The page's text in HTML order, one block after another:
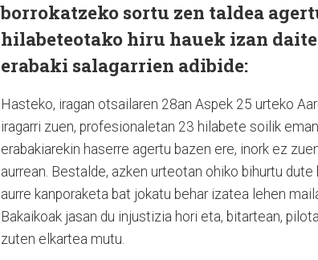
borrokatzeko sortu zen taldea
hilabeteotako hiru hauek izan
erabaki salagarrien adibide:
Hasteko, iragan otsailaren 28an Aspek 25 urteko
iragarri zuen, profesionaletan 23 hilabete soilik
erabakiarekin haserre agertu bazen ere, inork ez
aurrean. Bestalde, azken urteotan ohiko bihurtu
aurre kanporaketa bat jokatu behar izatea lehen
Bakaikoak jasan du injustizia hori eta, bitartean,
zuten elkartea mutu.